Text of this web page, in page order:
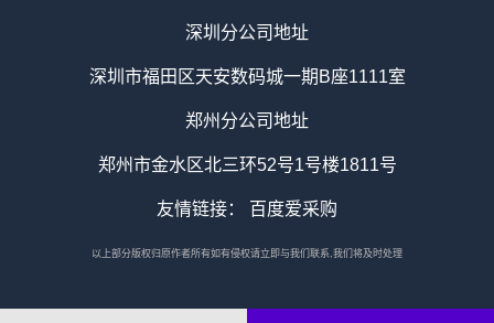
深圳分公司地址
深圳市福田区天安数码城一期B座1111室
郑州分公司地址
郑州市金水区北三环52号1号楼1811号
友情链接： 百度爱采购
以上部分版权归原作者所有如有侵权请立即与我们联系,我们将及时处理